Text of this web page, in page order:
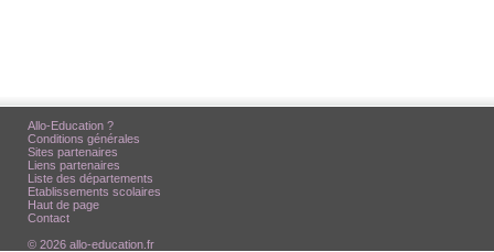
Allo-Education ?
Conditions générales
Sites partenaires
Liens partenaires
Liste des départements
Etablissements scolaires
Haut de page
Contact
© 2026 allo-education.fr